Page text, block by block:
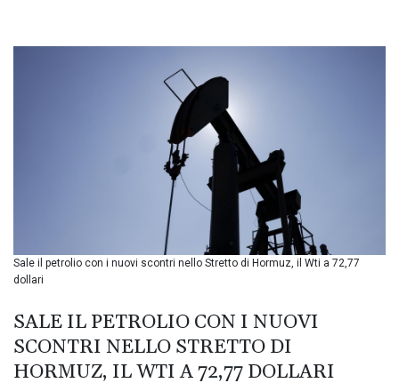
BMD 1.15234
BOB 13.934392
BRL 5.903903
BSD 1.152055
BTN 109.639899
BWP 15.581348
BYN 3.410947
BYR 22585.863139
BZD 2.316988
CAD 1.614976
CDF 2604.28847
CLP 1055.405144
CNY 7.7772
CNH 7.775921
COP 3641.809104
Sale il petrolio con i nuovi scontri nello Stretto di Hormuz, il Wti a 72,77
dollari
SALE IL PETROLIO CON I NUOVI
SCONTRI NELLO STRETTO DI
HORMUZ, IL WTI A 72,77 DOLLARI